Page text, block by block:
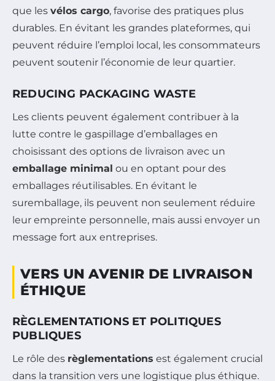
que les vélos cargo, favorise des pratiques plus
durables. En évitant les grandes plateformes, qui
peuvent réduire l’emploi local, les consommateurs
peuvent soutenir l’économie de leur quartier.
REDUCING PACKAGING WASTE
Les clients peuvent également contribuer à la
lutte contre le gaspillage d’emballages en
choisissant des options de livraison avec un
emballage minimal ou en optant pour des
emballages réutilisables. En évitant le
suremballage, ils peuvent non seulement réduire
leur empreinte personnelle, mais aussi envoyer un
message fort aux entreprises.
VERS UN AVENIR DE LIVRAISON
ÉTHIQUE
RÈGLEMENTATIONS ET POLITIQUES
PUBLIQUES
Le rôle des règlementations est également crucial
dans la transition vers une logistique plus éthique.